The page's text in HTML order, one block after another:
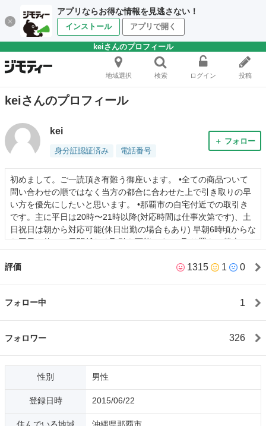
アプリならお得な情報を見逃さない！
インストール アプリで開く
keiさんのプロフィール
地域選択 検索 ログイン 投稿
keiさんのプロフィール
kei
身分証認証済み 電話番号
＋ フォロー
初めまして。ご一読頂き有難う御座います。 •全ての商品ついて
問い合わせの順ではなく当方の都合に合わせた上で引き取りの早
い方を優先にしたいと思います。 •那覇市の自宅付近での取引き
です。主に平日は20時〜21時以降(対応時間は仕事次第です)、土
日祝日は朝から対応可能(休日出勤の場合もあり) 早朝6時頃からな
ら平日や休みの日関係なく取引き可能です。 •取り置きは基本し
合は希望する引き取り日時までお預かり保管可能です。 •価格に
応じる場合もありますのでご相談下さい)。値下交渉で話が決まっ
くなる場合がありますが必ず折り返し連絡は入れます。 ・問い合
わせて返信が無い 約束を守れない(取引きの為に前後の予定が組
めない事を理解してなくその後の正当な理由やフォローがない)
このような非常識な方はブロックする事もありますし、商品がい
つまでも売れ残ったとしても、そのような方にお譲りするお品物
は御座いません‥。 ・取引き場所は南風原寄りの那覇市です(位
置情報では1番近いゆいレール駅が自動で選択されるようです) ・
評価 1315 1 0
フォロー中 1
フォロワー 326
性別 男性
登録日時 2015/06/22